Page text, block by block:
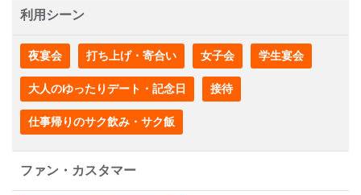
利用シーン
夜宴会 打ち上げ・寄合い 女子会 学生宴会
大人のゆったりデート・記念日 接待
仕事帰りのサク飲み・サク飯
ファン・カスタマー